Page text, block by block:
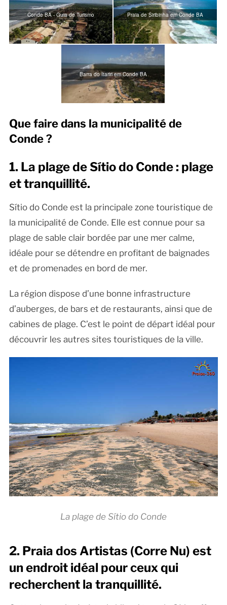
Conde BA - Guia de Turismo Praia de Siribinha em Conde BA
Barra do Itariri em Conde BA
Que faire dans la municipalité de
Conde ?
1. La plage de Sítio do Conde : plage
et tranquillité.
Sítio do Conde est la principale zone touristique de
la municipalité de Conde. Elle est connue pour sa
plage de sable clair bordée par une mer calme,
idéale pour se détendre en profitant de baignades
et de promenades en bord de mer.
La région dispose d’une bonne infrastructure
d’auberges, de bars et de restaurants, ainsi que de
cabines de plage. C’est le point de départ idéal pour
découvrir les autres sites touristiques de la ville.
La plage de Sítio do Conde
2. Praia dos Artistas (Corre Nu) est
un endroit idéal pour ceux qui
recherchent la tranquillité.